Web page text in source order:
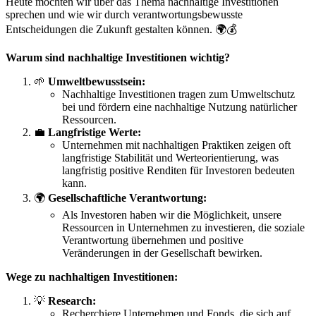
sprechen und wie wir durch verantwortungsbewusste
Entscheidungen die Zukunft gestalten können. 🌍💰
Warum sind nachhaltige Investitionen wichtig?
🌱 Umweltbewusstsein:
Nachhaltige Investitionen tragen zum Umweltschutz
bei und fördern eine nachhaltige Nutzung natürlicher
Ressourcen.
💼 Langfristige Werte:
Unternehmen mit nachhaltigen Praktiken zeigen oft
langfristige Stabilität und Werteorientierung, was
langfristig positive Renditen für Investoren bedeuten
kann.
🌍 Gesellschaftliche Verantwortung:
Als Investoren haben wir die Möglichkeit, unsere
Ressourcen in Unternehmen zu investieren, die soziale
Verantwortung übernehmen und positive
Veränderungen in der Gesellschaft bewirken.
Wege zu nachhaltigen Investitionen:
💡 Research:
Recherchiere Unternehmen und Fonds, die sich auf